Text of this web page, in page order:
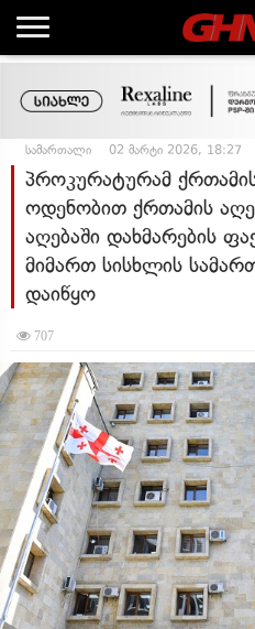
სამართალი 02 მარტი 2026, 18:27
პროკურატურამ
ოდენობით ქრთამის
აღებაში დახმარების
მიმართ სისხლის
დაიწყო
707